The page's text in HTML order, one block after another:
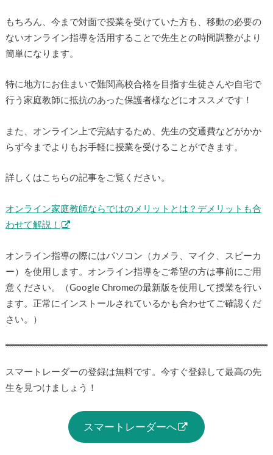
もちろん、今まで対面で授業を受けていた方も、移動の必要の
ないオンライン指導を活用することで先生との時間調整がより
簡単になります。
特に地方にお住まいで難関高校合格を目指す生徒さんや自宅で
行う家庭教師に抵抗のあった保護者様などにオススメです！
また、オンライン上で完結するため、先生の交通費などがかか
らず今までよりもお手軽に授業を受けることができます。
詳しくはこちらの記事をご覧ください。
オンライン家庭教師ならではのメリットとは？デメリットも合
わせて解説！
オンライン指導の際にはパソコン（カメラ、マイク、スピーカ
ー）を使用します。オンライン指導をご希望の方は事前にご用
意ください。（Google Chromeの最新版を使用して授業を行い
ます。正常にインストールされているかも合わせてご確認くだ
さい。）
スマートレーダーの登録は無料です。今すぐ登録して最高の先
生を見つけましょう！
スマートレーダーへ